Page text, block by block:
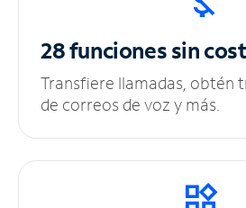
28 funciones sin
Transfiere llamadas, obtén
de correos de voz y más.